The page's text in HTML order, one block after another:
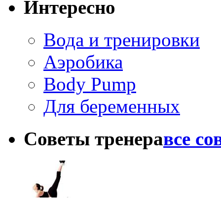
Интересно
Вода и тренировки
Аэробика
Body Pump
Для беременных
Советы тренеравсе